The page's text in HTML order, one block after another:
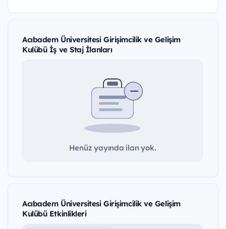
Acıbadem Üniversitesi Girişimcilik ve Gelişim
Kulübü İş ve Staj İlanları
Henüz yayında ilan yok.
Acıbadem Üniversitesi Girişimcilik ve Gelişim
Kulübü Etkinlikleri